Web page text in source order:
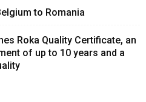
to Romania
Roka Quality Certificate, an
of up to 10 years and a